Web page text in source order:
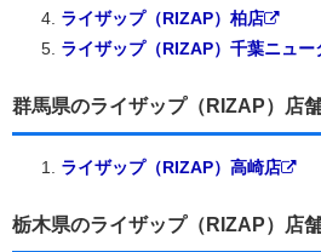
ライザップ（RIZAP）柏店
ライザップ（RIZAP）千葉ニュー
群馬県のライザップ（RIZAP）店
ライザップ（RIZAP）高崎店
栃木県のライザップ（RIZAP）店